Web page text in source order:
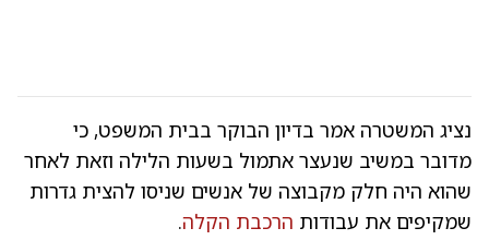
נציג המשטרה אמר בדיון הבוקר בבית המשפט, כי
מדובר במשיב שנעצר אתמול בשעות הלילה וזאת לאחר
שהוא היה חלק מקבוצה של אנשים שניסו להצית גדרות
שמקיפים את עבודות הרכבת הקלה.